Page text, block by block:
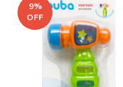
9%
OFF